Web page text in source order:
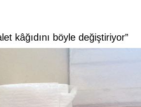
kâğıdını böyle değiştiriyor”